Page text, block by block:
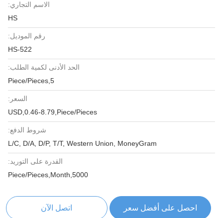
الاسم التجاري:
HS
رقم الموديل:
HS-522
الحد الأدنى لكمية الطلب:
5,Piece/Pieces
السعر:
USD,0.46-8.79,Piece/Pieces
شروط الدفع:
L/C, D/A, D/P, T/T, Western Union, MoneyGram
القدرة على التوريد:
5000,Piece/Pieces,Month
احصل على أفضل سعر اتصل الآن